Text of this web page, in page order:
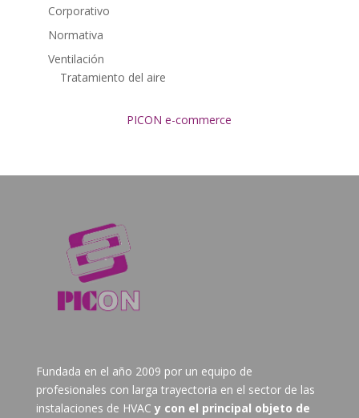
Corporativo
Normativa
Ventilación
Tratamiento del aire
PICON e-commerce
Fundada en el año 2009 por un equipo de
profesionales con larga trayectoria en el sector de las
instalaciones de HVAC y con el principal objeto de